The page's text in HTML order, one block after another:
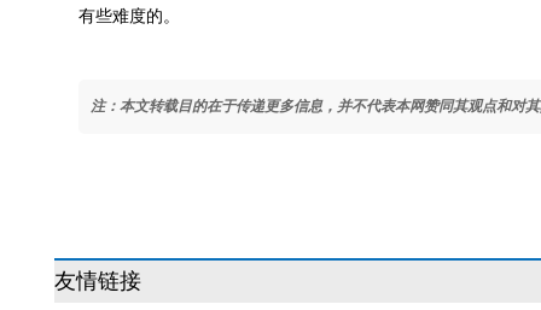
有些难度的。
注：本文转载目的在于传递更多信息，并不代表本网赞同其观点和对
友情链接